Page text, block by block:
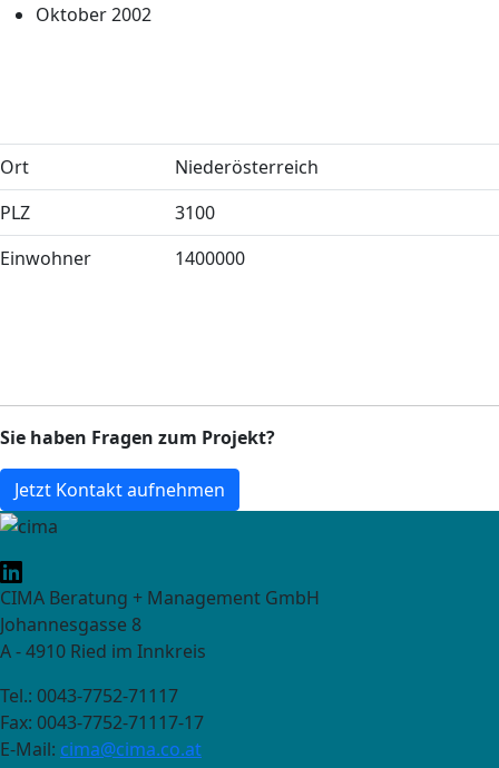
Oktober 2002
Ort
Niederösterreich
PLZ
3100
Einwohner
1400000
Sie haben Fragen zum Projekt?
Jetzt Kontakt aufnehmen
CIMA Beratung + Management GmbH
Johannesgasse 8
A - 4910 Ried im Innkreis
Tel.: 0043-7752-71117
Fax: 0043-7752-71117-17
E-Mail: cima@cima.co.at